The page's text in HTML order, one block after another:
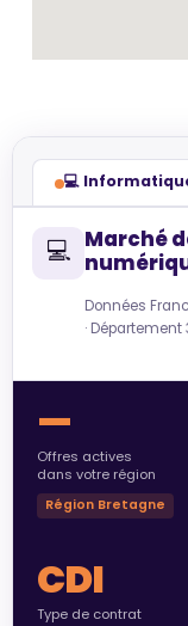
💻
💻 Marché
Données
· Département
—
Offres actives
dans votre région
Région Bretagne
CDI
Type de contrat